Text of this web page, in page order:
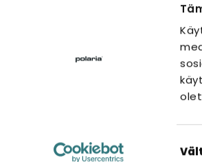
INSTAGRAM